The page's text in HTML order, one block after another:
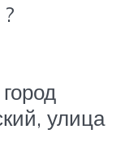
?
улица